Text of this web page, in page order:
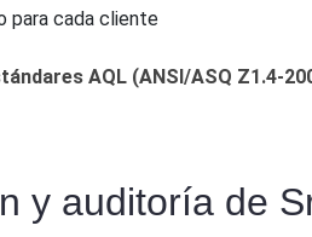
para cada cliente
AQL (ANSI/ASQ Z1.4-
y auditoría de